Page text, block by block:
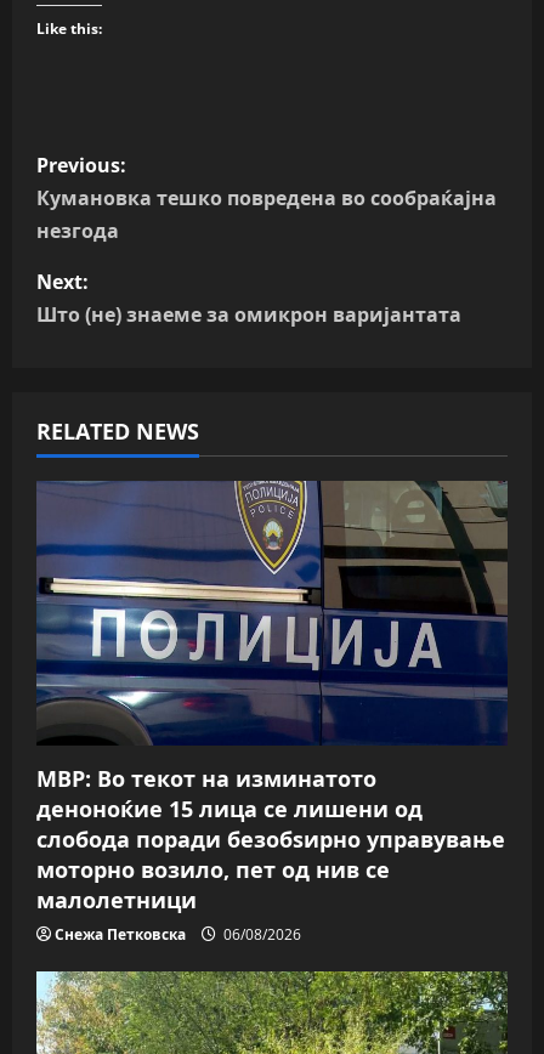
Like this:
P
o
t
v
g
a
t
i
o
n
Previous:
Кумановка тешко повредена во сообраќајна
незгода
Next:
Што (не) знаеме за омикрон варијантата
RELATED NEWS
МВР: Во текот на изминатото
деноноќие 15 лица се лишени од
слобода поради безобѕирно управување
моторно возило, пет од нив се
малолетници
Снежа Петковска 06/08/2026